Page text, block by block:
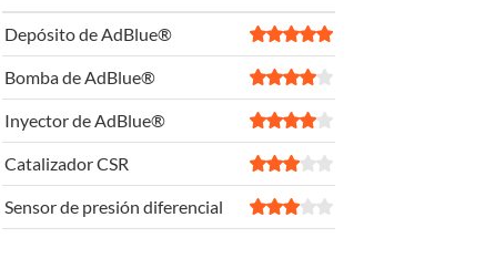
Depósito de AdBlue®
Bomba de AdBlue®
Inyector de AdBlue®
Catalizador CSR
Sensor de presión diferencial